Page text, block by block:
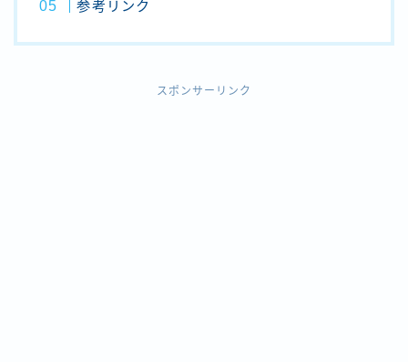
参考リンク
スポンサーリンク